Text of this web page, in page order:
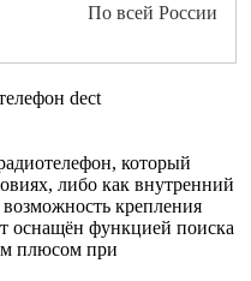
По всей России
dect
который
либо как внутренний
крепления
оснащён функцией поиска
плюсом при